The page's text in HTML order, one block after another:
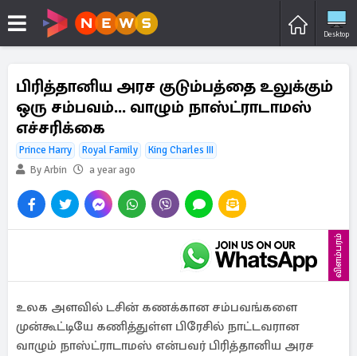
Desktop
பிரித்தானிய அரச குடும்பத்தை உலுக்கும்
ஒரு சம்பவம்... வாழும் நாஸ்ட்ராடாமஸ்
எச்சரிக்கை
Prince Harry Royal Family
King Charles III
By Arbin
a year ago
விளம்பரம்
உலக அளவில் டசின் கணக்கான சம்பவங்களை
முன்கூட்டியே கணித்துள்ள பிரேசில் நாட்டவரான
வாழும் நாஸ்ட்ராடாமஸ் என்பவர் பிரித்தானிய அரச